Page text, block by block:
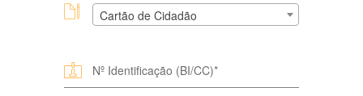
Cartão de Cidadão